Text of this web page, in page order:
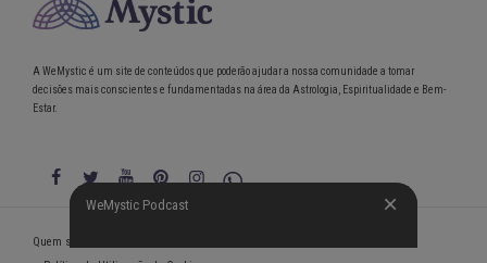
WeMystic Podcast
A WeMystic é um site de conteúdos que poderão ajudar a nossa comunidade a tomar
decisões mais conscientes e fundamentadas na área da Astrologia, Espiritualidade e Bem-
Estar.
WeMystic Podcast
Quem somos